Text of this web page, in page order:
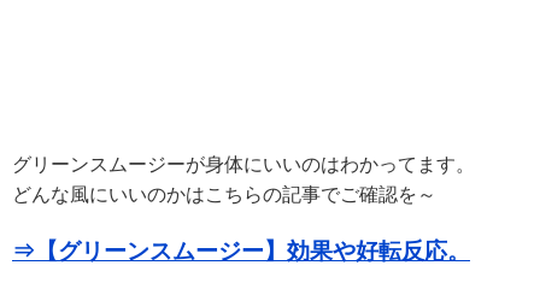
グリーンスムージーが身体にいいのはわかってます。
どんな風にいいのかはこちらの記事でご確認を～
⇒【グリーンスムージー】効果や好転反応。